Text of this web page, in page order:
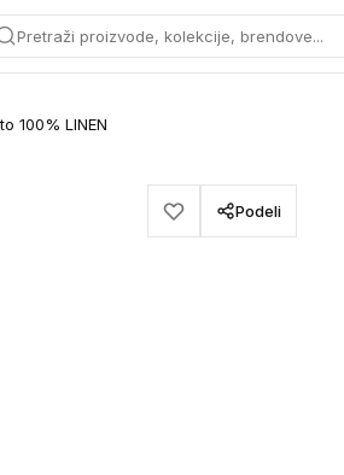
Pretraži proizvode, kolekcije, brendove...
100% LINEN
Podeli